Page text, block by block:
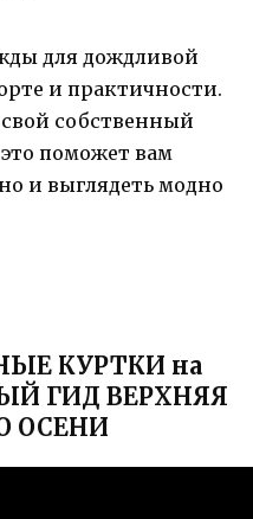
для дождливой
и практичности.
собственный
поможет вам
и выглядеть модно
КУРТКИ на
ГИД ВЕРХНЯЯ
ОСЕНИ